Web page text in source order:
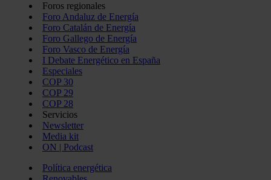
Foros regionales
Foro Andaluz de Energía
Foro Catalán de Energía
Foro Gallego de Energía
Foro Vasco de Energía
I Debate Energético en España
Especiales
COP 30
COP 29
COP 28
Servicios
Newsletter
Media kit
ON | Podcast
Política energética